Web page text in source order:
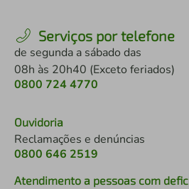
Serviços por telefone
de segunda a sábado das
08h às 20h40 (Exceto feriados)
0800 724 4770
Ouvidoria
Reclamações e denúncias
0800 646 2519
Atendimento a pessoas com